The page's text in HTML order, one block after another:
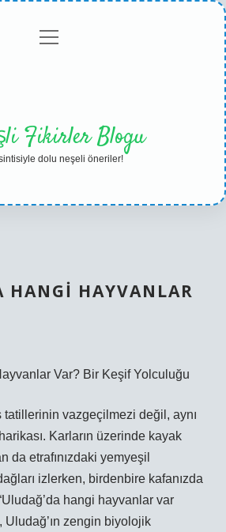
Gizlilikmenüyü
Fikirler Blogu
dolu neşeli öneriler!
HANGI HAYVANLAR
Var? Bir Keşif Yolculuğu
tatillerinin vazgeçilmezi değil, aynı
Karların üzerinde kayak
da etrafınızdaki yemyeşil
izlerken, birdenbire kafanızda
hangi hayvanlar var
Uludağ’ın zengin biyolojik